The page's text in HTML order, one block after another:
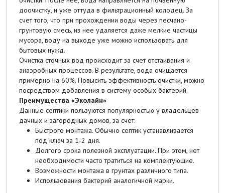
доочистку, и уже оттуда в фильтрационный колодец. За
счет того, что при прохождении воды через песчано-
грунтовую смесь, из нее удаляется даже мелкие частицы
мусора, воду на выходе уже можно использовать для
бытовых нужд.
Очистка сточных вод происходит за счет отстаивания и
анаэробных процессов. В результате, вода очищается
примерно на 60%. Повысить эффективность очистки, можно
посредством добавления в систему особых бактерий.
Преимущества «Эколайн»
Данные септики пользуются популярностью у владельцев
дачных и загородных домов, за счет:
Быстрого монтажа. Обычно септик устанавливается
под ключ за 1-2 дня.
Долгого срока полезной эксплуатации. При этом, нет
необходимости часто тратиться на комплектующие.
Возможности монтажа в грунтах различного типа.
Использования бактерий аналогичной марки.